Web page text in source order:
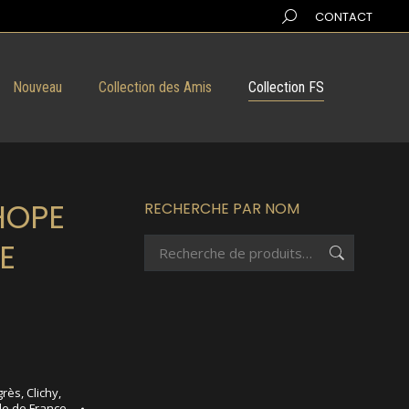
Search:CONTACT
Nouveau Collection des Amis Collection FS
,Clichy,
RECHERCHE PAR NOM